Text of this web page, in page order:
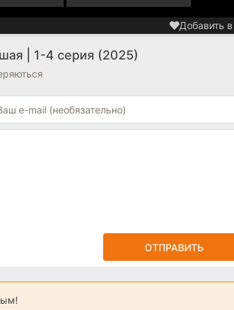
Добавить
| 1-4 серия (2025)
ОТПРАВИТЬ